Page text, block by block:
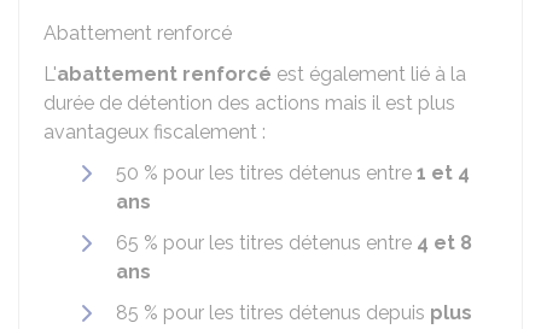
Abattement renforcé
L'abattement renforcé est également lié à la
durée de détention des actions mais il est plus
avantageux fiscalement :
50 % pour les titres détenus entre 1 et 4
ans
65 % pour les titres détenus entre 4 et 8
ans
85 % pour les titres détenus depuis plus